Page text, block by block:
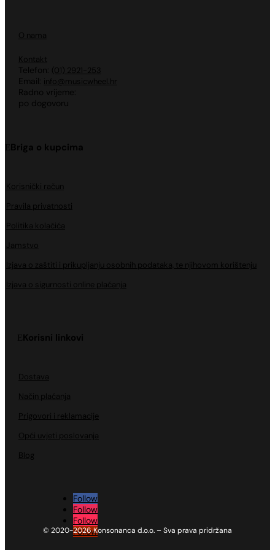
O nama
Kontakt
Telefon: (01) 2921-253
Email: info@musicwheel.hr
Radno vrijeme:
po dogovoru
Briga o kupcima
Korisnički račun
Pravila privatnosti
Politika kolačića
Jamstvo
Izjava o zaštiti i prikupljanju osobnih podataka, te njihovom korištenju
Izjava o sigurnosti online plaćanja
Korisni linkovi
Dostava
Način plaćanja
Prigovori i reklamacije
Opći uvjeti poslovanja
Blog
Follow
Follow
Follow
Follow
© 2020-2026 Konsonanca d.o.o. – Sva prava pridržana